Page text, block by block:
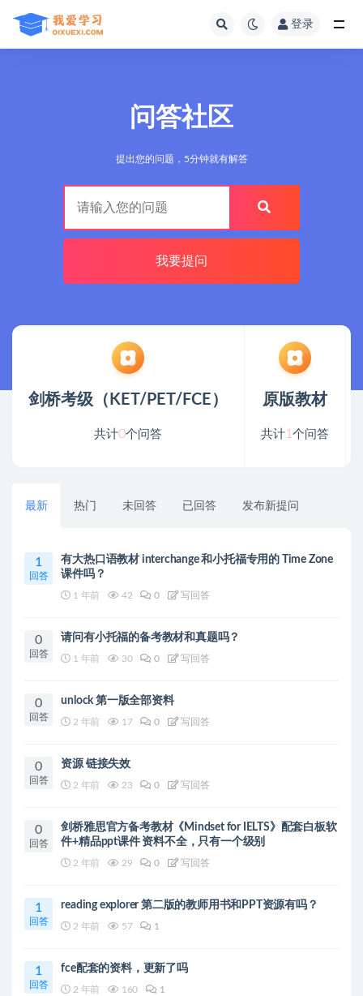
登录
问答社区
提出您的问题，5分钟就有解答
我要提问
剑桥考级（KET/PET/FCE）
共计0个问答
原版教材
共计1 个问答
最新 热门 未回答 已回答 发布新提问
1
回答
有大热口语教材 interchange 和小托福专用的 Time Zone
课件吗？
1 年前 42 0 写回答
0
回答
请问有小托福的备考教材和真题吗？
1 年前 30 0 写回答
0
回答
unlock 第一版全部资料
2 年前 17 0 写回答
0
回答
资源 链接失效
2 年前 23 0 写回答
0
回答
剑桥雅思官方备考教材《Mindset for IELTS》配套白板软
件+精品ppt课件 资料不全，只有一个级别
2 年前 29 0 写回答
1
回答
reading explorer 第二版的教师用书和PPT资源有吗？
2 年前 57 1
1
回答
fce配套的资料，更新了吗
2 年前 160 1